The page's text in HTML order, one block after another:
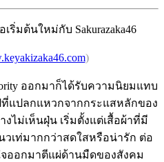
)
ออกมาก็ได้รับความนิยมแทบ
ที่แปลกแหวกจากกระแสหลักของ
งไม่เห็นฝุ่น เริ่มตั้งแต่เสื้อผ้าที่มี
เท่มากกว่าสดใสหรือน่ารัก ต่อ
จออกมาตีแผ่ด้านมืดของสังคม